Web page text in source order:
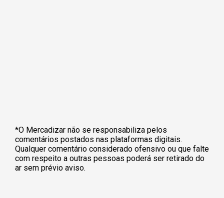
*O Mercadizar não se responsabiliza pelos
comentários postados nas plataformas digitais.
Qualquer comentário considerado ofensivo ou que falte
com respeito a outras pessoas poderá ser retirado do
ar sem prévio aviso.